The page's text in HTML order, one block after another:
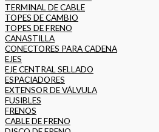
TERMINAL DE CABLE
TOPES DE CAMBIO
TOPES DE FRENO
CANASTILLA
CONECTORES PARA CADENA
EJES
EJE CENTRAL SELLADO
ESPACIADORES
EXTENSOR DE VÁLVULA
FUSIBLES
FRENOS
CABLE DE FRENO